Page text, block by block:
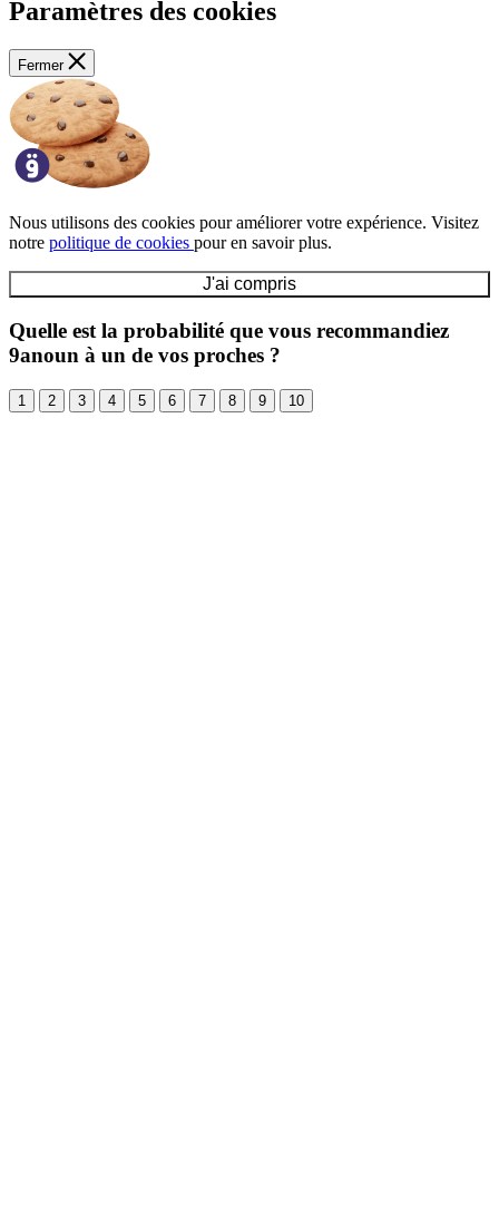
Paramètres des cookies
Fermer
Nous utilisons des cookies pour améliorer votre expérience. Visitez
notre politique de cookies pour en savoir plus.
J'ai compris
Quelle est la probabilité que vous recommandiez
9anoun à un de vos proches ?
1 2 3 4 5 6 7 8 9 10